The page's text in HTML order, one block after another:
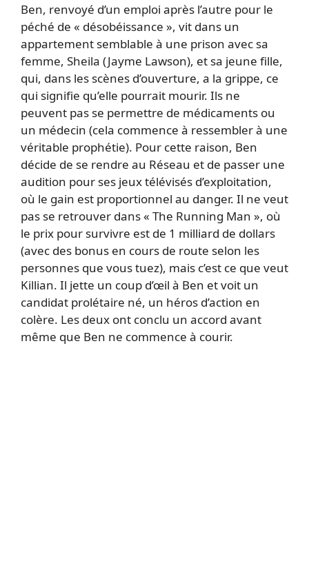
Ben, renvoyé d’un emploi après l’autre pour le
péché de « désobéissance », vit dans un
appartement semblable à une prison avec sa
femme, Sheila (Jayme Lawson), et sa jeune fille,
qui, dans les scènes d’ouverture, a la grippe, ce
qui signifie qu’elle pourrait mourir. Ils ne
peuvent pas se permettre de médicaments ou
un médecin (cela commence à ressembler à une
véritable prophétie). Pour cette raison, Ben
décide de se rendre au Réseau et de passer une
audition pour ses jeux télévisés d’exploitation,
où le gain est proportionnel au danger. Il ne veut
pas se retrouver dans « The Running Man », où
le prix pour survivre est de 1 milliard de dollars
(avec des bonus en cours de route selon les
personnes que vous tuez), mais c’est ce que veut
Killian. Il jette un coup d’œil à Ben et voit un
candidat prolétaire né, un héros d’action en
colère. Les deux ont conclu un accord avant
même que Ben ne commence à courir.